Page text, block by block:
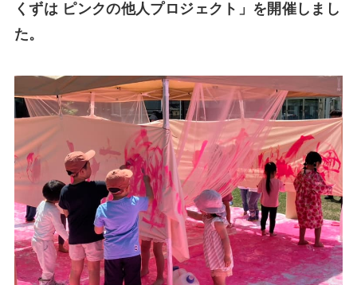
くずは ピンクの他人プロジェクト」を開催しまし
た。